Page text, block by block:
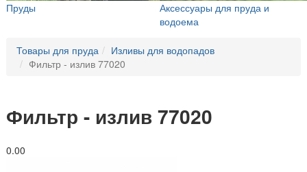
Пруды
Аксессуары для пруда и
водоема
Товары для пруда
Изливы для водопадов
Фильтр - излив 77020
Фильтр - излив 77020
0.00